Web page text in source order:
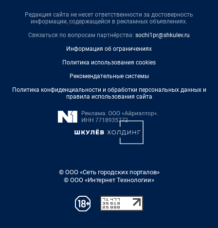
Редакция сайта не несет ответственности за достоверность
информации, содержащейся в рекламных объявлениях.
Связаться по вопросам партнёрства: sochi1pr@shkulev.ru
Информация об ограничениях
Политика использования cookies
Рекомендательные системы
Политика конфиденциальности и обработки персональных данных и
правила использования сайта
© ООО «Сеть городских порталов»
© ООО «Интернет Технологии»